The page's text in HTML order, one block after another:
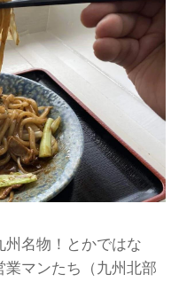
名物！とかではな
業マンたち（九州北部